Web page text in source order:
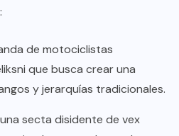
de motociclistas
que busca crear una
y jerarquías tradicionales.
secta disidente de vex